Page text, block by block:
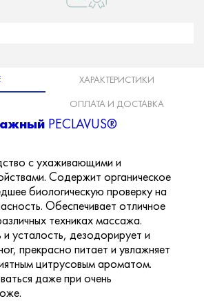
ХАРАКТЕРИСТИКИ
ОПЛАТА И ДОСТАВКА
PECLAVUS®
с ухаживающими и
Содержит органическое
биологическую проверку на
Обеспечивает отличное
техниках массажа.
усталость, дезодорирует и
прекрасно питает и увлажняет
цитрусовым ароматом.
даже при очень